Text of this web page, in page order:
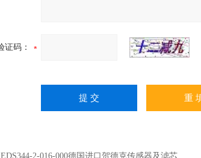
证码：
EDS344-2-016-000德国进口贺德克传感器及滤芯